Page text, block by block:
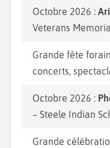
Octobre 2026 :
Veterans
Grande fête
concerts,
Octobre 2026 :
– Steele Indian
Grande